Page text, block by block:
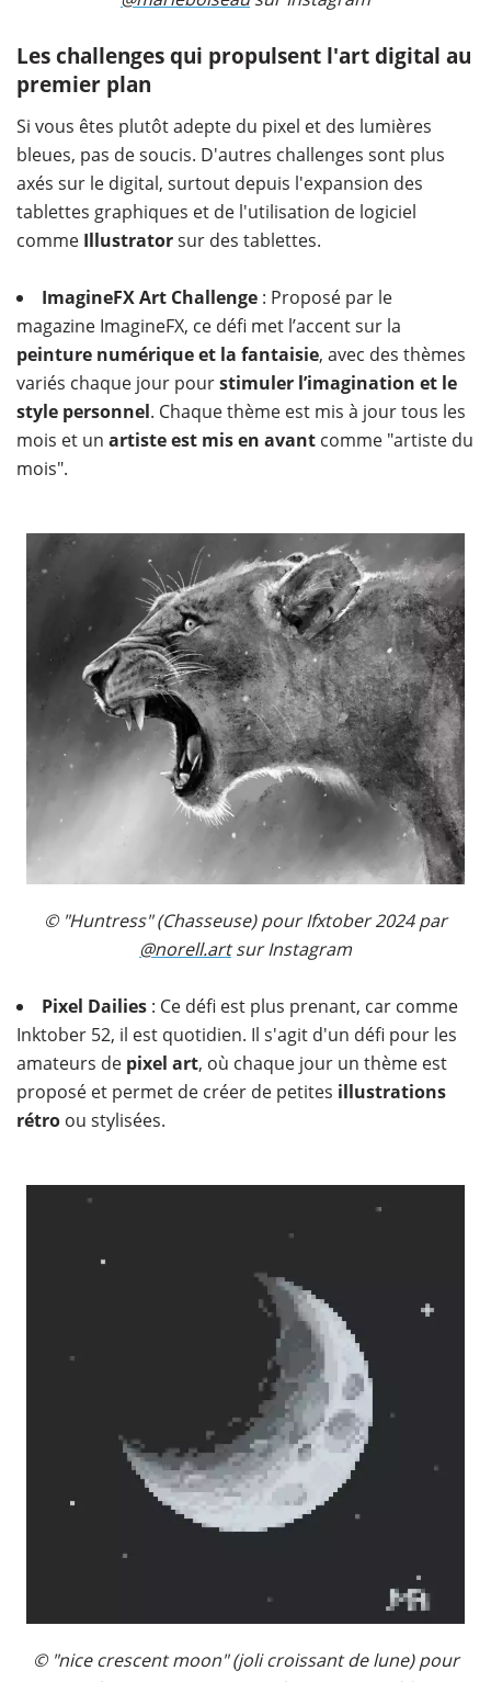
Les challenges qui propulsent l'art digital au
premier plan
Si vous êtes plutôt adepte du pixel et des lumières
bleues, pas de soucis. D'autres challenges sont plus
axés sur le digital, surtout depuis l'expansion des
tablettes graphiques et de l'utilisation de logiciel
comme Illustratorsur des tablettes.
ImagineFX Art Challenge : Proposé par le
magazine ImagineFX, ce défi met l’accent sur la
peinture numérique et la fantaisie, avec des thèmes
variés chaque jour pourstimuler l’imagination et le
style personnel. Chaque thème est mis à jour tous les
mois et un artiste est mis en avant comme "artiste du
mois".
© "Huntress" (Chasseuse) pour Ifxtober 2024 par
@norell.artsur Instagram
Pixel Dailies : Ce défi est plus prenant, car comme
Inktober 52, il est quotidien. Il s'agit d'un défi pour les
amateurs de pixel art, où chaque jour un thème est
proposé et permet de créer de petites illustrations
rétro ou stylisées.
© "nice crescent moon" (joli croissant de lune) pour